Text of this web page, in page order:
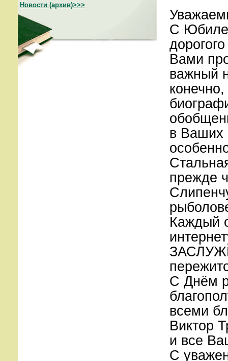
Новости (архив)>>>
С
Вами
важный
в Ваших
прежде
Каждый
С Днём
всеми
Виктор
и все
С